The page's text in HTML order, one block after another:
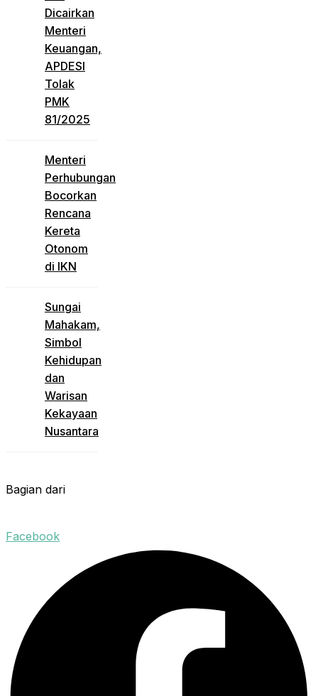
Dicairkan
Menteri
Keuangan,
APDESI
Tolak
PMK
81/2025
Menteri
Perhubungan
Bocorkan
Rencana
Kereta
Otonom
di IKN
Sungai
Mahakam,
Simbol
Kehidupan
dan
Warisan
Kekayaan
Nusantara
Bagian dari
Facebook